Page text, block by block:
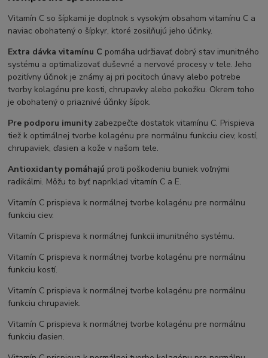
Vitamín C so šípkami je doplnok s vysokým obsahom vitamínu C a
naviac obohatený o šípkyr, ktoré zosilňujú jeho účinky.
Extra dávka vitamínu C pomáha udržiavať dobrý stav imunitného
systému a optimalizovať duševné a nervové procesy v tele. Jeho
pozitívny účinok je známy aj pri pocitoch únavy alebo potrebe
tvorby kolagénu pre kosti, chrupavky alebo pokožku. Okrem toho
je obohatený o priaznivé účinky šípok.
Pre podporu imunityzabezpečte dostatok vitamínu C. Prispieva
tiež k optimálnej tvorbe kolagénu pre normálnu funkciu ciev, kostí,
chrupaviek, ďasien a kože v našom tele.
Antioxidanty pomáhajú proti poškodeniu buniek voľnými
radikálmi. Môžu to byť napríklad vitamín C a E.
Vitamín C prispieva k normálnej tvorbe kolagénu pre normálnu
funkciu ciev.
Vitamín C prispieva k normálnej funkcii imunitného systému.
Vitamín C prispieva k normálnej tvorbe kolagénu pre normálnu
funkciu kostí.
Vitamín C prispieva k normálnej tvorbe kolagénu pre normálnu
funkciu chrupaviek.
Vitamín C prispieva k normálnej tvorbe kolagénu pre normálnu
funkciu ďasien.